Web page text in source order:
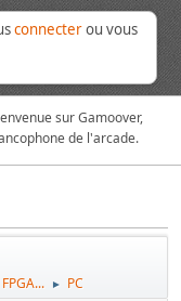
connecterou vous
sur Gamoover,
de l'arcade.
► PC